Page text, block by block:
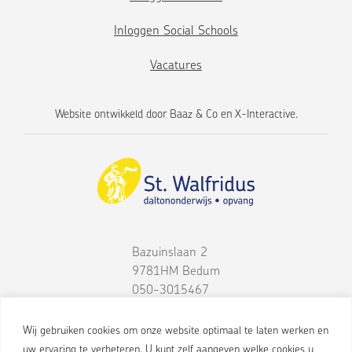
Wij gebruiken cookies om onze website optimaal te laten werken en
uw ervaring te verbeteren. U kunt zelf aangeven welke cookies u
Inloggen Social Schools
Vacatures
Website ontwikkeld door Baaz & Coen X-Interactive.
Bazuinslaan 2
9781HM Bedum
050-3015467